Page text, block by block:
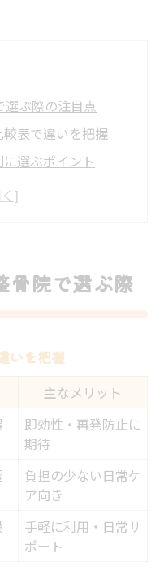
ぶ際の注目点
表で違いを把握
選ぶポイント
鍼灸整骨院の特徴
整骨院が最適な理
鍼灸整骨院の魅力
療の流れを解説
院の施術内容一覧
院が選ばれる理由
院の治療比較
整骨院のポイント
骨院で選ぶ際
いを把握
主なメリット
即効性・再発防止に
期待
負担の少ない日常ケ
ア向き
手軽に利用・日常サ
ポート